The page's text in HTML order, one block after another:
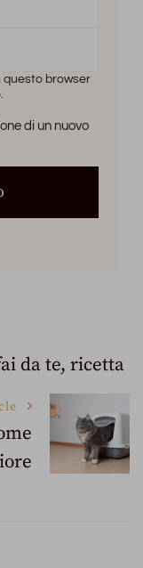
questo browser
di un nuovo
da te, ricetta